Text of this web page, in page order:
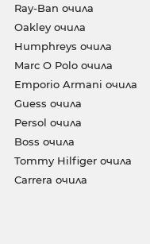
Ray-Ban очила
Oakley очила
Humphreys очила
Marc O Polo очила
Emporio Armani очила
Guess очила
Persol очила
Boss очила
Tommy Hilfiger очила
Carrera очила